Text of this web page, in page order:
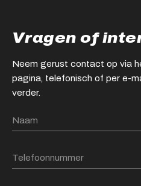
Vragen of
Neem gerust contact op via
pagina, telefonisch of per e-
verder.